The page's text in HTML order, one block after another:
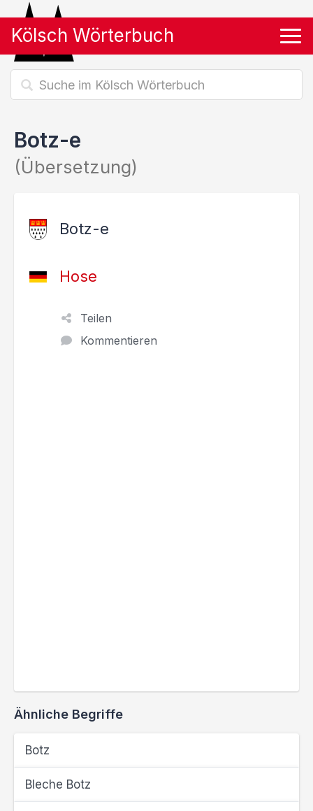
Kölsch Wörterbuch
Botz-e
(Übersetzung)
Botz-e
Hose
Teilen
Kommentieren
Ähnliche Begriffe
Botz
Bleche Botz